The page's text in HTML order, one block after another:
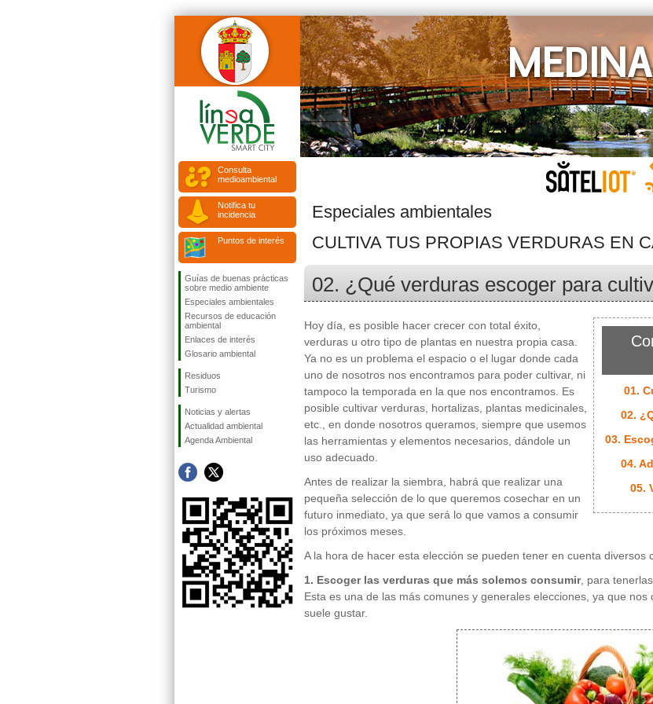
Consulta
medioambiental
Notifica tu
incidencia
Puntos de interés
Guías de buenas prácticas
sobre medio ambiente
Especiales ambientales
Recursos de educación
ambiental
Enlaces de interés
Glosario ambiental
Residuos
Turismo
Noticias y alertas
Actualidad ambiental
Agenda Ambiental
Especiales ambientales
CULTIVA TUS PROPIAS VERDURAS EN
02. ¿Qué verduras escoger para
01.
02.
03.
04.
05.
Hoy día, es posible hacer crecer con total éxito,
verduras u otro tipo de plantas en nuestra propia casa.
Ya no es un problema el espacio o el lugar donde cada
uno de nosotros nos encontramos para poder cultivar, ni
tampoco la temporada en la que nos encontramos. Es
posible cultivar verduras, hortalizas, plantas medicinales,
etc., en donde nosotros queramos, siempre que usemos
las herramientas y elementos necesarios, dándole un
uso adecuado.
Antes de realizar la siembra, habrá que realizar una
pequeña selección de lo que queremos cosechar en un
futuro inmediato, ya que será lo que vamos a consumir
los próximos meses.
A la hora de hacer esta elección se pueden tener en cuenta diversos
1. Escoger las verduras que más solemos consumir, para
Esta es una de las más comunes y generales elecciones, ya que
suele gustar.